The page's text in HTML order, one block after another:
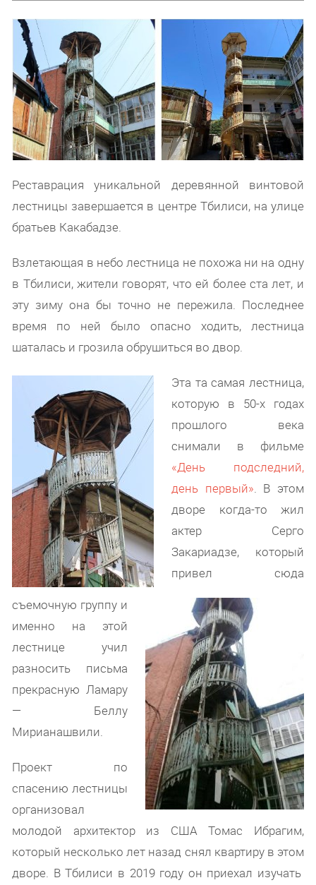
Реставрация уникальной деревянной винтовой
лестницы завершается в центре Тбилиси, на улице
братьев Какабадзе.
Взлетающая в небо лестница не похожа ни на одну
в Тбилиси, жители говорят, что ей более ста лет, и
эту зиму она бы точно не пережила. Последнее
время по ней было опасно ходить, лестница
шаталась и грозила обрушиться во двор.
Эта та самая лестница,
которую в 50-х годах
прошлого века
снимали в фильме
«День подследний,
день первый». В этом
дворе когда-то жил
актер Серго
Закариадзе, который
привел сюда
съемочную группу и
именно на этой
лестнице учил
разносить письма
прекрасную Ламару
— Беллу
Мирианашвили.
Проект по
спасению лестницы
организовал
молодой архитектор из США Томас Ибрагим,
который несколько лет назад снял квартиру в этом
дворе. В Тбилиси в 2019 году он приехал изучать